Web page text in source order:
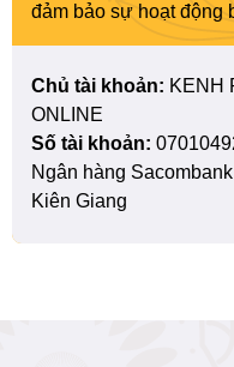
đảm bảo sự hoạt động
Chủ tài khoản: KENH
ONLINE
Số tài khoản:
Ngân hàng
Kiên Giang